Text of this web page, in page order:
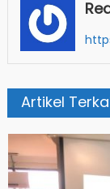
Artikel